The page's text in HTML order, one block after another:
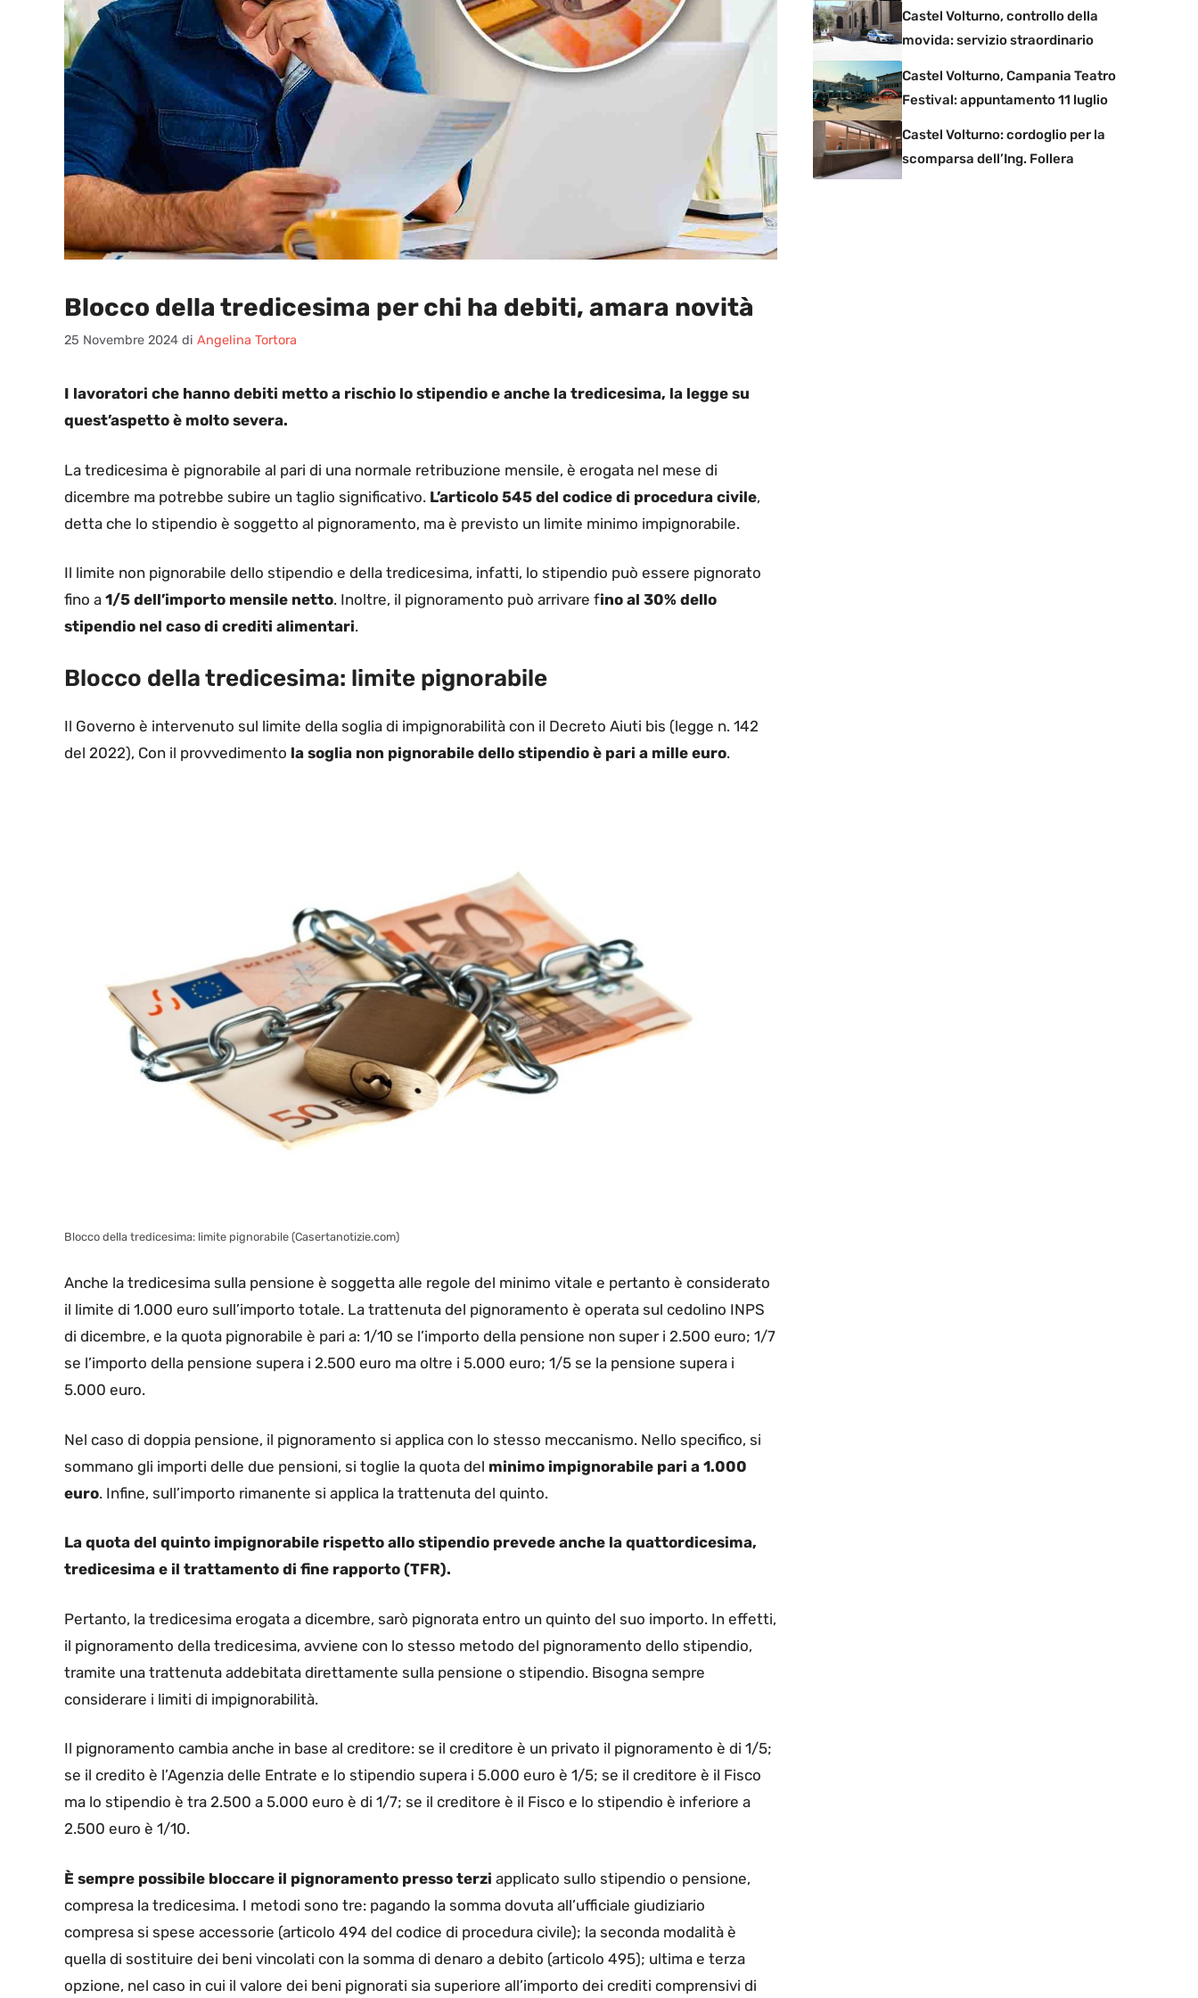
Blocco della tredicesima per chi ha debiti, amara novità
25 Novembre 2024 di Angelina Tortora
I lavoratori che hanno debiti metto a rischio lo stipendio e anche la tredicesima, la legge su
quest’aspetto è molto severa.
La tredicesima è pignorabile al pari di una normale retribuzione mensile, è erogata nel mese di
dicembre ma potrebbe subire un taglio significativo. L’articolo 545 del codice di procedura civile,
detta che lo stipendio è soggetto al pignoramento, ma è previsto un limite minimo impignorabile.
Il limite non pignorabile dello stipendio e della tredicesima, infatti, lo stipendio può essere pignorato
fino a 1/5 dell’importo mensile netto. Inoltre, il pignoramento può arrivare fino al 30% dello
stipendio nel caso di crediti alimentari.
Blocco della tredicesima: limite pignorabile
Il Governo è intervenuto sul limite della soglia di impignorabilità con il Decreto Aiuti bis (legge n. 142
del 2022), Con il provvedimento la soglia non pignorabile dello stipendio è pari a mille euro.
Blocco della tredicesima: limite pignorabile (Casertanotizie.com)
Anche la tredicesima sulla pensione è soggetta alle regole del minimo vitale e pertanto è considerato
il limite di 1.000 euro sull’importo totale. La trattenuta del pignoramento è operata sul cedolino INPS
di dicembre, e la quota pignorabile è pari a: 1/10 se l’importo della pensione non super i 2.500 euro; 1/7
se l’importo della pensione supera i 2.500 euro ma oltre i 5.000 euro; 1/5 se la pensione supera i
5.000 euro.
Nel caso di doppia pensione, il pignoramento si applica con lo stesso meccanismo. Nello specifico, si
sommano gli importi delle due pensioni, si toglie la quota del minimo impignorabile pari a 1.000
euro. Infine, sull’importo rimanente si applica la trattenuta del quinto.
La quota del quinto impignorabile rispetto allo stipendio prevede anche la quattordicesima,
tredicesima e il trattamento di fine rapporto (TFR).
Pertanto, la tredicesima erogata a dicembre, sarò pignorata entro un quinto del suo importo. In effetti,
il pignoramento della tredicesima, avviene con lo stesso metodo del pignoramento dello stipendio,
tramite una trattenuta addebitata direttamente sulla pensione o stipendio. Bisogna sempre
considerare i limiti di impignorabilità.
Il pignoramento cambia anche in base al creditore: se il creditore è un privato il pignoramento è di 1/5;
se il credito è l’Agenzia delle Entrate e lo stipendio supera i 5.000 euro è 1/5; se il creditore è il Fisco
ma lo stipendio è tra 2.500 a 5.000 euro è di 1/7; se il creditore è il Fisco e lo stipendio è inferiore a
2.500 euro è 1/10.
È sempre possibile bloccare il pignoramento presso terzi applicato sullo stipendio o pensione,
compresa la tredicesima. I metodi sono tre: pagando la somma dovuta all’ufficiale giudiziario
compresa si spese accessorie (articolo 494 del codice di procedura civile); la seconda modalità è
quella di sostituire dei beni vincolati con la somma di denaro a debito (articolo 495); ultima e terza
opzione, nel caso in cui il valore dei beni pignorati sia superiore all’importo dei crediti comprensivi di
Castel Volturno, controllo della
movida: servizio straordinario
Castel Volturno, Campania Teatro
Festival: appuntamento 11 luglio
Castel Volturno: cordoglio per la
scomparsa dell’Ing. Follera